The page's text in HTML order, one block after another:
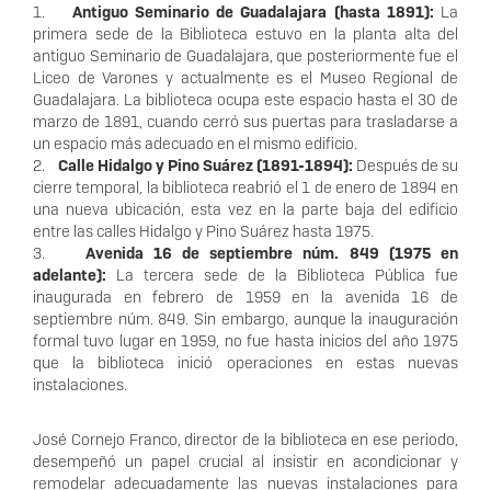
1. Antiguo Seminario de Guadalajara (hasta 1891): La
primera sede de la Biblioteca estuvo en la planta alta del
antiguo Seminario de Guadalajara, que posteriormente fue el
Liceo de Varones y actualmente es el Museo Regional de
Guadalajara. La biblioteca ocupa este espacio hasta el 30 de
marzo de 1891, cuando cerró sus puertas para trasladarse a
un espacio más adecuado en el mismo edificio.
2. Calle Hidalgo y Pino Suárez (1891-1894): Después de su
cierre temporal, la biblioteca reabrió el 1 de enero de 1894 en
una nueva ubicación, esta vez en la parte baja del edificio
entre las calles Hidalgo y Pino Suárez hasta 1975.
3. Avenida 16 de septiembre núm. 849 (1975 en
adelante): La tercera sede de la Biblioteca Pública fue
inaugurada en febrero de 1959 en la avenida 16 de
septiembre núm. 849. Sin embargo, aunque la inauguración
formal tuvo lugar en 1959, no fue hasta inicios del año 1975
que la biblioteca inició operaciones en estas nuevas
instalaciones.
José Cornejo Franco, director de la biblioteca en ese periodo,
desempeñó un papel crucial al insistir en acondicionar y
remodelar adecuadamente las nuevas instalaciones para